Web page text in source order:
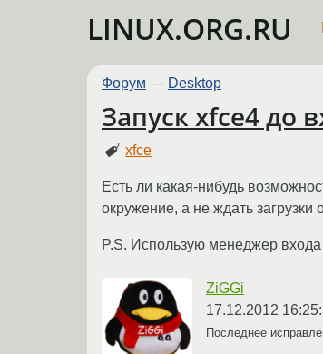
LINUX.ORG.RU
Форум — Desktop
Запуск xfce4 до
xfce
Есть ли какая-нибудь
окружение, а не ждать загрузки
P.S. Использую менеджер
ZiGGi
17.12.2012
Последнее